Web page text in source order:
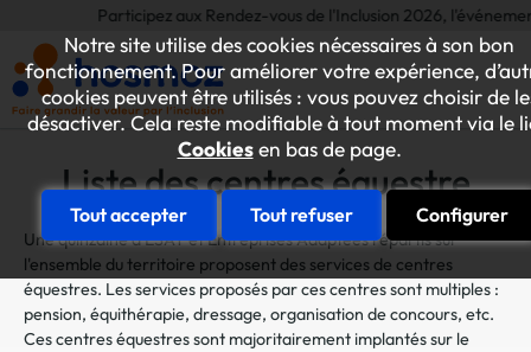
Notre site utilise des cookies nécessaires à son bon
fonctionnement. Pour améliorer votre expérience,
cookies peuvent être utilisés : vous pouvez choisir de
désactiver. Cela reste modifiable à tout moment via le
Cookiesen bas de page.
Tout accepter Tout refuser Configurer
Participez aux Rendez-vous de l'Inclusion 2026, l'événement
Liste des centres équestre
Une quinzaine d'ESAT et Entreprises Adaptées répartis sur
l'ensemble du territoire proposent des services de centres
équestres. Les services proposés par ces centres sont multiples :
pension, équithérapie, dressage, organisation de concours, etc.
Ces centres équestres sont majoritairement implantés sur le